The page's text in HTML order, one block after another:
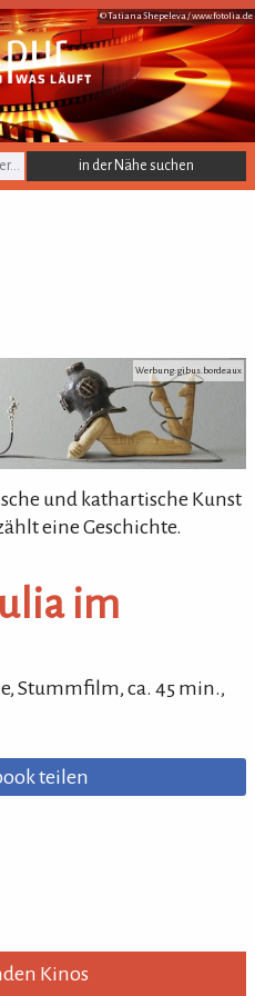
© Tatiana Shepeleva /www.fotolia.de
Werbung: gibus.bordeaux
und kathartische Kunst
eine Geschichte.
im
Stummfilm, ca. 45 min.,
teilen
Kinos